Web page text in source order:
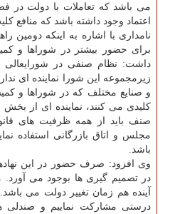
می باشد که تعاملات با دولت در
اعتماد وجود داشته باشد که منافع
نامداری با اشاره به اینکه دومین
برای حضور بیشتر در شوراها و
داشت: نظام صنفی در
زیرمجموعه این شورا نماینده ای
و صنایع مختلف که در شوراها و
کلیدی می کنند، نماینده ای از
صنف باید از همه ظرفیت های
مجلس و اتاق بازرگانی استفاده
باشد.
وی افزود: صرف حضور در این
در تصمیم گیری ها بوجود می
آینده هم زمان تغییر دولت می باشد.
درستی مشارکت نماییم و